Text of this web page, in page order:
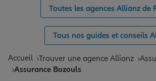
Toutes les agences Allianz de
Tous nos guides et conseils
Accueil Trouver une agence Allianz
Assurance Bozouls